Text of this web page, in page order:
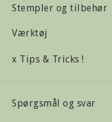
Stempler og tilbehør
Værktøj
x Tips & Tricks !
Spørgsmål og svar